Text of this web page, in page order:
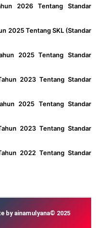
2026 Tentang Standar
2025 Tentang SKL (Standar
2025 Tentang Standar
2023 Tentang Standar
2025 Tentang Standar
2023 Tentang Standar
2022 Tentang Standar
by ainamulyana© 2025